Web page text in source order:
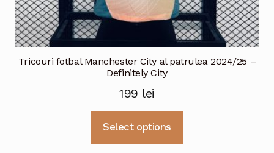
Tricouri fotbal Manchester City al patrulea 2024/25 –
Definitely City
199 lei
Select options